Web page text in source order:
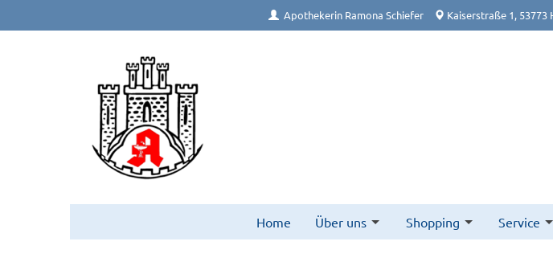
Apothekerin Ramona Schiefer Kaiserstraße 1, 53773
Home Über uns Shopping Service